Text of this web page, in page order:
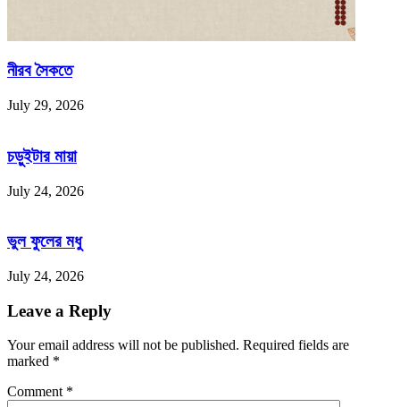
নীরব সৈকতে
July 29, 2026
চড়ুইটার মায়া
July 24, 2026
ভুল ফুলের মধু
July 24, 2026
Leave a Reply
Your email address will not be published. Required fields are
marked *
Comment *